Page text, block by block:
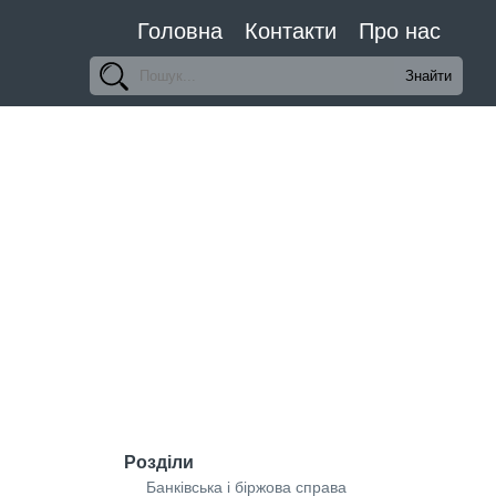
Головна Контакти Про нас
Розділи
Банківська і біржова справа